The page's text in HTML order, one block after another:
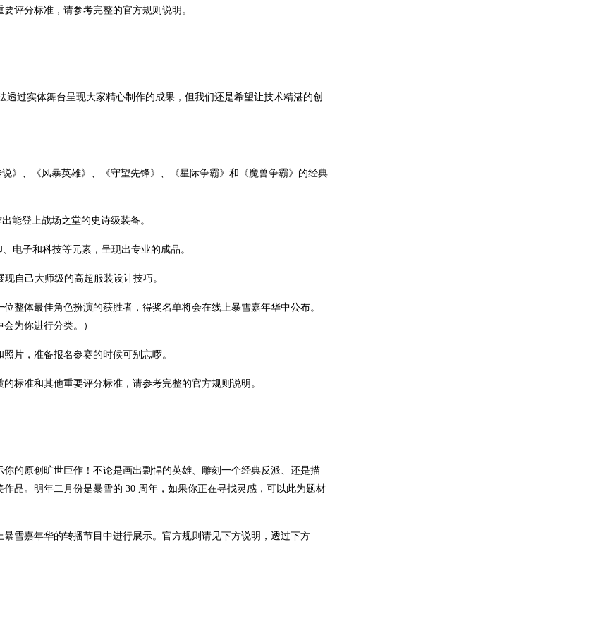
评分标准，请参考完整的官方规则说明。
过实体舞台呈现大家精心制作的成果，但我们还是希望让技术精湛的创
》、《风暴英雄》、《守望先锋》、《星际争霸》和《魔兽争霸》的经典
能登上战场之堂的史诗级装备。
电子和科技等元素，呈现出专业的成品。
自己大师级的高超服装设计技巧。
整体最佳角色扮演的获胜者，得奖名单将会在线上暴雪嘉年华中公布。
为你进行分类。）
片，准备报名参赛的时候可别忘啰。
标准和其他重要评分标准，请参考完整的官方规则说明。
的原创旷世巨作！不论是画出剽悍的英雄、雕刻一个经典反派、还是描
品。明年二月份是暴雪的 30 周年，如果你正在寻找灵感，可以此为题材
雪嘉年华的转播节目中进行展示。官方规则请见下方说明，透过下方